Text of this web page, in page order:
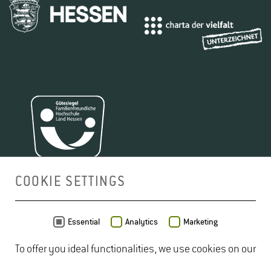
COOKIE SETTINGS
Essential Analytics Marketing
To offer you ideal functionalities, we use cookies on our